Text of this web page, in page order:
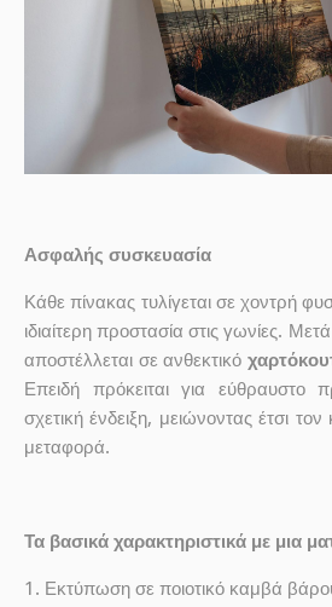
Ασφαλής συσκευασία
Κάθε πίνακας τυλίγεται σε χοντρή
ιδιαίτερη προστασία στις γωνίες.
αποστέλλεται σε ανθεκτικό
Επειδή πρόκειται για εύθραυστο
σχετική ένδειξη, μειώνοντας έτσι
μεταφορά.
Τα βασικά χαρακτηριστικά με μια
1. Εκτύπωση σε ποιοτικό καμβά